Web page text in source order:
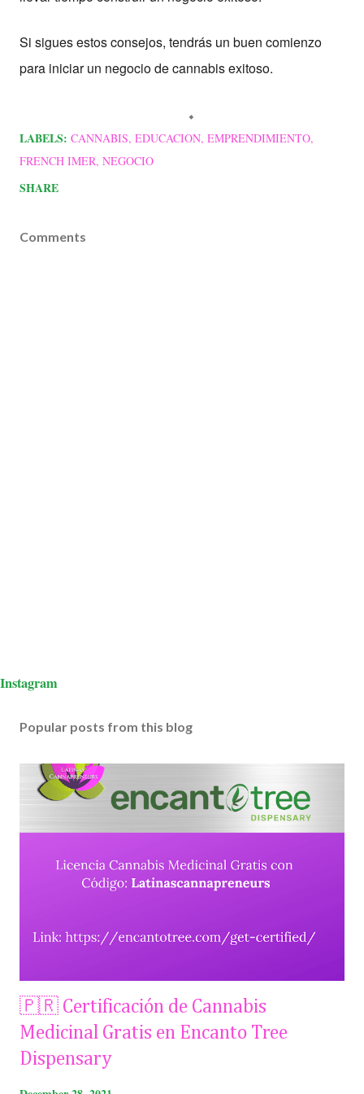
Si sigues estos consejos, tendrás un buen comienzo
para iniciar un negocio de cannabis exitoso.
LABELS: CANNABIS EDUCACION EMPRENDIMIENTO
FRENCH IMER NEGOCIO
SHARE
Comments
Instagram
Popular posts from this blog
🇵🇷 Certificación de Cannabis
Medicinal Gratis en Encanto Tree
Dispensary